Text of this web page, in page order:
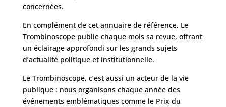
concernées.
En complément de cet annuaire de référence, Le
Trombinoscope publie chaque mois sa revue, offrant
un éclairage approfondi sur les grands sujets
d’actualité politique et institutionnelle.
Le Trombinoscope, c’est aussi un acteur de la vie
publique : nous organisons chaque année des
événements emblématiques comme le Prix du